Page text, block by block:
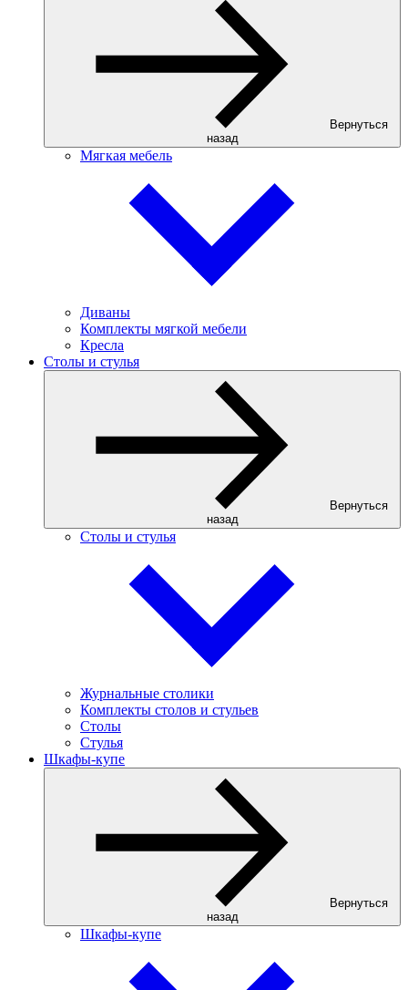
Вернуться
назад
Мягкая мебель
Диваны
Комплекты мягкой мебели
Кресла
Столы и стулья
Вернуться
назад
Столы и стулья
Журнальные столики
Комплекты столов и стульев
Столы
Стулья
Шкафы-купе
Вернуться
назад
Шкафы-купе